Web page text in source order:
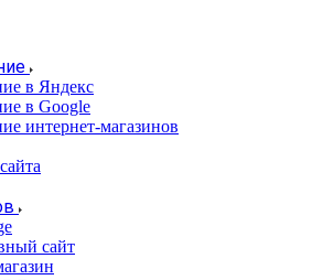
в Яндекс
в Google
интернет-магазинов
сайт